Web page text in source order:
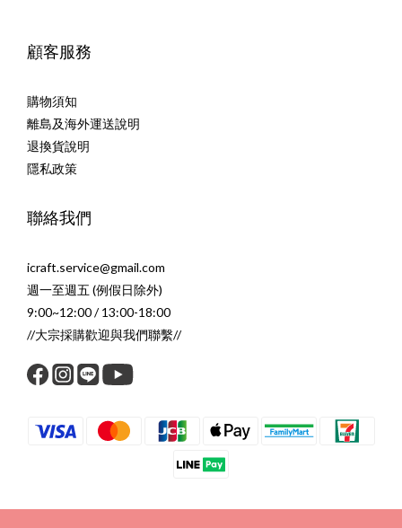
顧客服務
購物須知
離島及海外運送說明
退換貨說明
隱私政策
聯絡我們
icraft.service@gmail.com
週一至週五 (例假日除外)
9:00~12:00 / 13:00-18:00
//大宗採購歡迎與我們聯繫//